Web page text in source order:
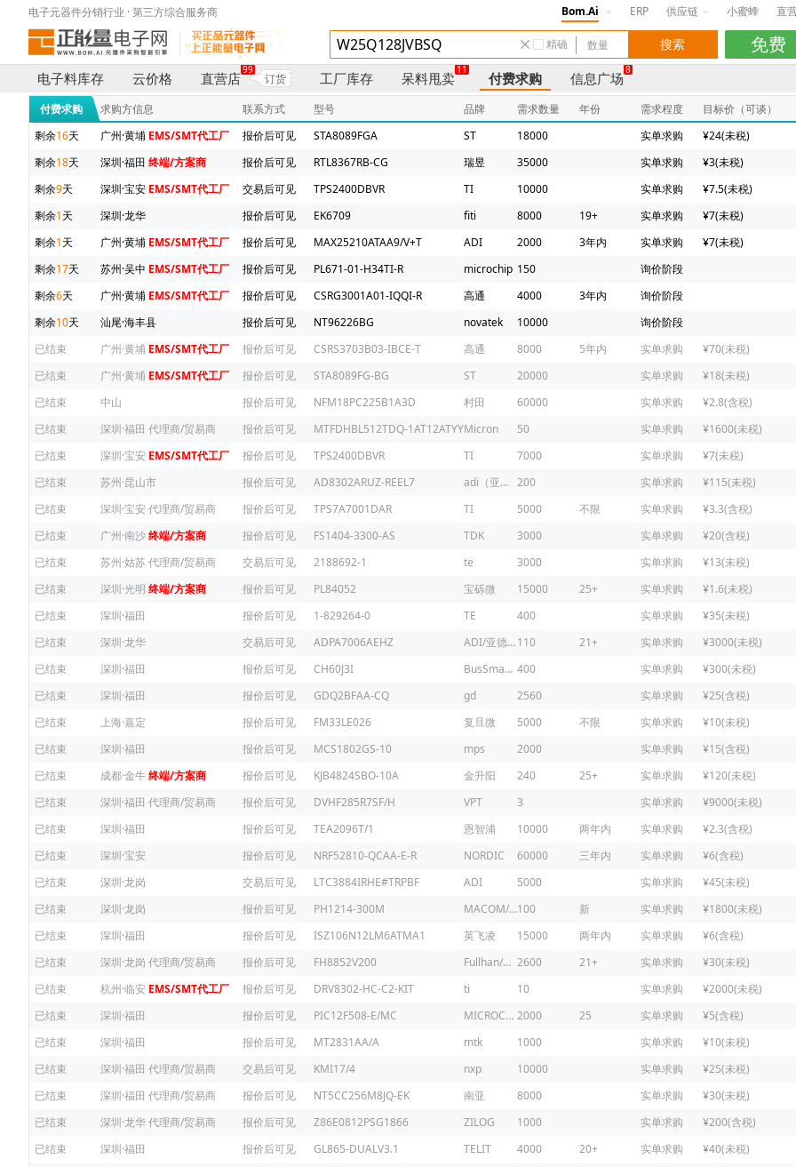
电子元器件分销行业 · 第三方综合服务商 Bom.Ai ERP 供应链 小蜜蜂 直
精确
电子料库存 云价格 直营店
99
订货 工厂库存 呆料甩卖
11
付费求购 信息广场
8
付费求购 求购方信息 联系方式 型号 品牌 需求数量 年份 需求程度 目标价（可谈）
剩余16天 广州·黄埔 EMS/SMT代工厂 报价后可见 STA8089FGA ST 18000 实单求购 ¥24(未税)
剩余18天 深圳·福田 终端/方案商 报价后可见 RTL8367RB-CG 瑞昱 35000 实单求购 ¥3(未税)
剩余9天 深圳·宝安 EMS/SMT代工厂 交易后可见 TPS2400DBVR TI 10000 实单求购 ¥7.5(未税)
剩余1天 深圳·龙华 报价后可见 EK6709 fiti 8000 19+ 实单求购 ¥7(未税)
剩余1天 广州·黄埔 EMS/SMT代工厂 报价后可见 MAX25210ATAA9/V+T ADI 2000 3年内 实单求购 ¥7(未税)
剩余17天 苏州·吴中 EMS/SMT代工厂 报价后可见 PL671-01-H34TI-R microchip 150 询价阶段
剩余6天 广州·黄埔 EMS/SMT代工厂 报价后可见 CSRG3001A01-IQQI-R 高通 4000 3年内 询价阶段
剩余10天 汕尾·海丰县 报价后可见 NT96226BG novatek 10000 询价阶段
已结束
广州·黄埔 EMS/SMT代工厂 报价后可见 CSRS3703B03-IBCE-T 高通 8000 5年内 实单求购 ¥70(未税)
已结束
广州·黄埔 EMS/SMT代工厂 报价后可见 STA8089FG-BG ST 20000 实单求购 ¥18(未税)
已结束
中山 报价后可见 NFM18PC225B1A3D 村田 60000 实单求购 ¥2.8(含税)
已结束
深圳·福田 代理商/贸易商 报价后可见 MTFDHBL512TDQ-1AT12ATYYMicron 50 实单求购 ¥1600(未税)
已结束
深圳·宝安 EMS/SMT代工厂 报价后可见 TPS2400DBVR TI 7000 实单求购 ¥7(未税)
已结束
苏州·昆山市 报价后可见 AD8302ARUZ-REEL7 adi（亚德诺） 200 实单求购 ¥115(未税)
已结束
深圳·宝安 代理商/贸易商 报价后可见 TPS7A7001DAR TI 5000 不限 实单求购 ¥3.3(含税)
已结束
广州·南沙终端/方案商 报价后可见 FS1404-3300-AS TDK 3000 实单求购 ¥20(含税)
已结束
苏州·姑苏代理商/贸易商 交易后可见 2188692-1 te 3000 实单求购 ¥13(未税)
已结束
深圳·光明 终端/方案商 报价后可见 PL84052 宝砾微 15000 25+ 实单求购 ¥1.6(未税)
已结束
深圳·福田 报价后可见 1-829264-0 TE 400 实单求购 ¥35(未税)
已结束
深圳·龙华 交易后可见 ADPA7006AEHZ ADI/亚德诺110 21+ 实单求购 ¥3000(未税)
已结束
深圳·福田 报价后可见 CH60J3I BusSmaNN 400 实单求购 ¥300(未税)
已结束
深圳·福田 报价后可见 GDQ2BFAA-CQ gd 2560 实单求购 ¥25(含税)
已结束
上海·嘉定 报价后可见 FM33LE026 复旦微 5000 不限 实单求购 ¥10(未税)
已结束
深圳·福田 报价后可见 MCS1802GS-10 mps 2000 实单求购 ¥15(含税)
已结束
成都·金牛终端/方案商 报价后可见 KJB4824SBO-10A 金升阳 240 25+ 实单求购 ¥120(未税)
已结束
深圳·福田 代理商/贸易商 报价后可见 DVHF285R7SF/H VPT 3 实单求购 ¥9000(未税)
已结束
深圳·福田 报价后可见 TEA2096T/1 恩智浦 10000 两年内 实单求购 ¥2.3(含税)
已结束
深圳·宝安 报价后可见 NRF52810-QCAA-E-R NORDIC 60000 三年内 实单求购 ¥6(含税)
已结束
深圳·龙岗 交易后可见 LTC3884IRHE#TRPBF ADI 5000 实单求购 ¥45(未税)
已结束
深圳·龙岗 报价后可见 PH1214-300M MACOM/镁可100 新 实单求购 ¥1800(未税)
已结束
深圳·福田 报价后可见 ISZ106N12LM6ATMA1 英飞凌 15000 两年内 实单求购 ¥6(含税)
已结束
深圳·龙岗 代理商/贸易商 报价后可见 FH8852V200 Fullhan/富瀚微 2600 21+ 实单求购 ¥30(未税)
已结束
杭州·临安 EMS/SMT代工厂 报价后可见 DRV8302-HC-C2-KIT ti 10 实单求购 ¥2000(未税)
已结束
深圳·福田 报价后可见 PIC12F508-E/MC MICROCHIP 2000 25 实单求购 ¥5(含税)
已结束
深圳·福田 报价后可见 MT2831AA/A mtk 1000 实单求购 ¥10(未税)
已结束
深圳·福田 代理商/贸易商 交易后可见 KMI17/4 nxp 10000 实单求购 ¥25(未税)
已结束
深圳·福田 代理商/贸易商 报价后可见 NT5CC256M8JQ-EK 南亚 8000 实单求购 ¥30(未税)
已结束
深圳·龙华代理商/贸易商 报价后可见 Z86E0812PSG1866 ZILOG 1000 实单求购 ¥200(含税)
已结束
深圳·福田 报价后可见 GL865-DUALV3.1 TELIT 4000 20+ 实单求购 ¥40(未税)